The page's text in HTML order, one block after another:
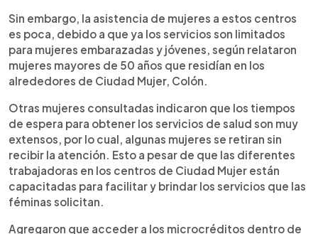
Sin embargo, la asistencia de mujeres a estos centros
es poca, debido a que ya los servicios son limitados
para mujeres embarazadas y jóvenes, según relataron
mujeres mayores de 50 años que residían en los
alrededores de Ciudad Mujer, Colón.
Otras mujeres consultadas indicaron que los tiempos
de espera para obtener los servicios de salud son muy
extensos, por lo cual, algunas mujeres se retiran sin
recibir la atención. Esto a pesar de que las diferentes
trabajadoras en los centros de Ciudad Mujer están
capacitadas para facilitar y brindar los servicios que las
féminas solicitan.
Agregaron que acceder a los microcréditos dentro de